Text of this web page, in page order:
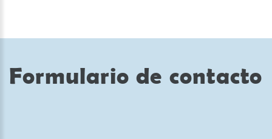
Formulario de contacto